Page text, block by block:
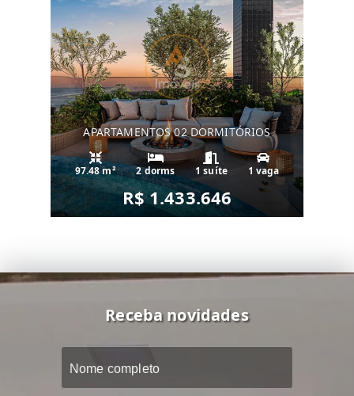
APARTAMENTOS 02 DORMITÓRIOS
97.48 m² 2 dorms 1 suíte 1 vaga
R$ 1.433.646
Receba novidades